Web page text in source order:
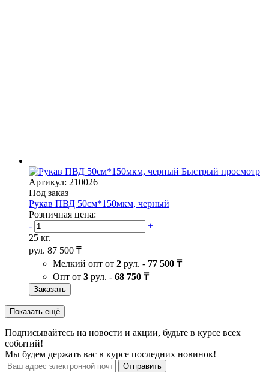
Быстрый просмотр
Артикул: 210026
Под заказ
Рукав ПВД 50см*150мкм, черный
Розничная цена:
-
+
25 кг.
рул. 87 500 ₸
Мелкий опт от 2 рул. - 77 500 ₸
Опт от 3 рул. - 68 750 ₸
Заказать
Показать ещё
Подписывайтесь на новости и акции, будьте в курсе всех
событий!
Мы будем держать вас в курсе последних новинок!